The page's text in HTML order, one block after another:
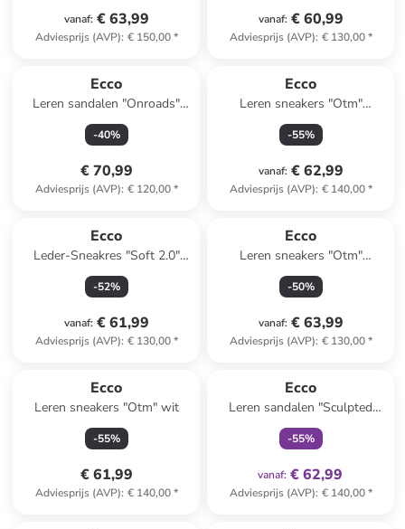
vanaf: € 63,99
Adviesprijs (AVP): € 150,00*
vanaf: € 60,99
Adviesprijs (AVP): € 130,00*
Ecco
Leren sandalen "Onroads"
zwart
-40%
€ 70,99
Adviesprijs (AVP): € 120,00*
Ecco
Leren sneakers "Otm"
donkerblauw/grijs
-55%
vanaf: € 62,99
Adviesprijs (AVP): € 140,00*
Ecco
Leder-Sneakres "Soft 2.0"
geel
-52%
vanaf: € 61,99
Adviesprijs (AVP): € 130,00*
Ecco
Leren sneakers "Otm"
wit/beige/donkerblauw
-50%
vanaf: € 63,99
Adviesprijs (AVP): € 130,00*
Ecco
Leren sneakers "Otm" wit
-55%
€ 61,99
Adviesprijs (AVP): € 140,00*
Ecco
Leren sandalen "Sculpted
Alba" crème
-55%
vanaf: € 62,99
Adviesprijs (AVP): € 140,00*